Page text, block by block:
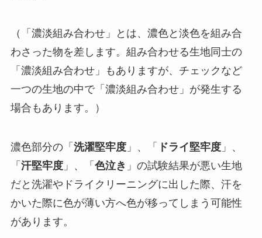
（「濃淡組み合わせ」とは、濃色と淡色を組み合
わさった物を差します。組み合わせる生地同士の
「濃淡組み合わせ」もありますが、チェックなど
一つの生地の中で「濃淡組み合わせ」が発生する
場合もあります。）
濃色部分の「 洗濯堅牢度」、「 ドライ堅牢度」、
「 汗堅牢度」、「 色泣き 」の試験結果が悪い生地
だと洗濯やドライクリーニングに出した際、汗を
かいた際に色が薄い方へ色が移ってしまう可能性
があります。